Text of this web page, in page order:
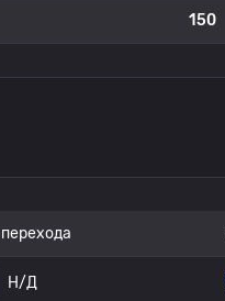
150
Н/Д